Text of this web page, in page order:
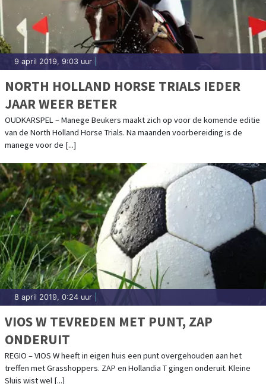
9 april 2019, 9:03 uur
NORTH HOLLAND HORSE TRIALS IEDER
JAAR WEER BETER
OUDKARSPEL – Manege Beukers maakt zich op voor de komende editie
van de North Holland Horse Trials. Na maanden voorbereiding is de
manege voor de [...]
8 april 2019, 0:24 uur
VIOS W TEVREDEN MET PUNT, ZAP
ONDERUIT
REGIO – VIOS W heeft in eigen huis een punt overgehouden aan het
treffen met Grasshoppers. ZAP en Hollandia T gingen onderuit. Kleine
Sluis wist wel [...]